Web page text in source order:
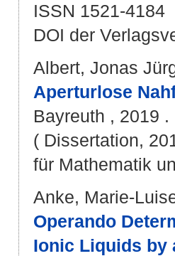
ISSN 1521-4184
DOI der
Albert, Jonas
Aperturlose
Bayreuth , 2019
( Dissertation,
für Mathematik
Anke, Marie-
Operando
Ionic Liquids by